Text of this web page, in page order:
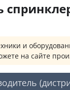
и
на сайте